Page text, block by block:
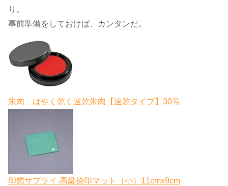
り。
事前準備をしておけば、カンタンだ。
朱肉 はやく乾く速乾朱肉【速乾タイプ】30号
印鑑サプライ-高級捺印マット（小）11cmx9cm